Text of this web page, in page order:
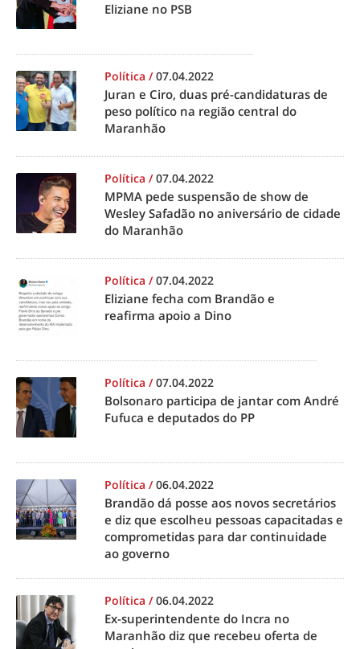
Eliziane no PSB
Política /07.04.2022
Juran e Ciro, duas pré-candidaturas de
peso político na região central do
Maranhão
Política /07.04.2022
MPMA pede suspensão de show de
Wesley Safadão no aniversário de cidade
do Maranhão
Política /07.04.2022
Eliziane fecha com Brandão e
reafirma apoio a Dino
Política /07.04.2022
Bolsonaro participa de jantar com André
Fufuca e deputados do PP
Política /06.04.2022
Brandão dá posse aos novos secretários
e diz que escolheu pessoas capacitadas e
comprometidas para dar continuidade
ao governo
Política /06.04.2022
Ex-superintendente do Incra no
Maranhão diz que recebeu oferta de